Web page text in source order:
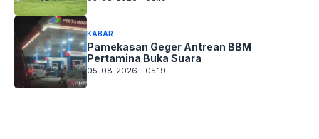
KABAR
Pamekasan Geger Antrean BBM
Pertamina Buka Suara
05-08-2026 - 05.19